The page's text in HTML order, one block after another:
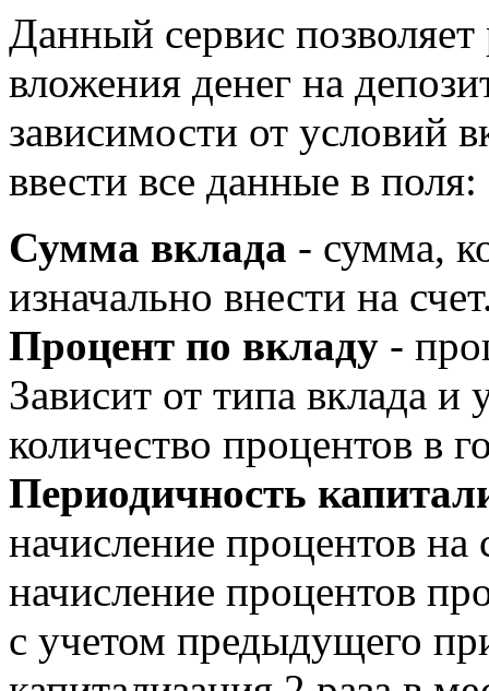
Данный сервис позволяет
вложения денег на
зависимости от условий
ввести все данные в поля:
Сумма вклада - сумма,
изначально внести на
Процент по вкладу -
Зависит от типа вклада и
количество процентов в
Периодичность
начисление процентов
начисление процентов
с учетом предыдущего